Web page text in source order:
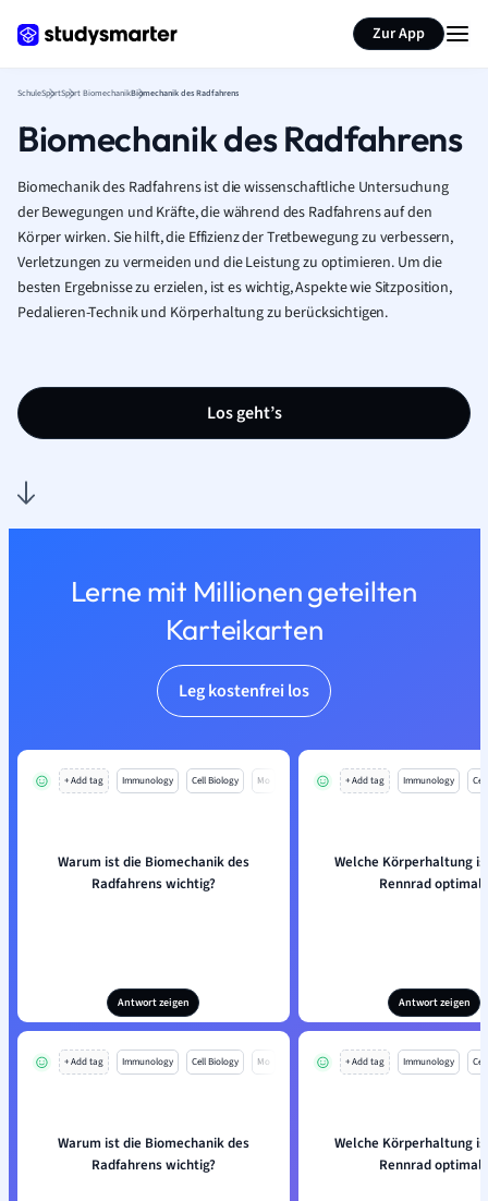
Zur App
SchuleSportSport BiomechanikBiomechanik des Radfahrens
Biomechanik des Radfahrens
Biomechanik des Radfahrens ist die wissenschaftliche Untersuchung
der Bewegungen und Kräfte, die während des Radfahrens auf den
Körper wirken. Sie hilft, die Effizienz der Tretbewegung zu verbessern,
Verletzungen zu vermeiden und die Leistung zu optimieren. Um die
besten Ergebnisse zu erzielen, ist es wichtig, Aspekte wie Sitzposition,
Pedalieren-Technik und Körperhaltung zu berücksichtigen.
Los geht’s
Lerne mit Millionen geteilten
Karteikarten
Leg kostenfrei los
+ Add tag Immunology Cell Biology Mo
Warum ist die Biomechanik des
Radfahrens wichtig?
Antwort zeigen
+ Add tag Immunology
Welche Körperhaltung
Rennrad optimal?
Antwort zeigen
+ Add tag Immunology Cell Biology Mo
Warum ist die Biomechanik des
Radfahrens wichtig?
+ Add tag Immunology
Welche Körperhaltung
Rennrad optimal?
Seite zusammenfassen